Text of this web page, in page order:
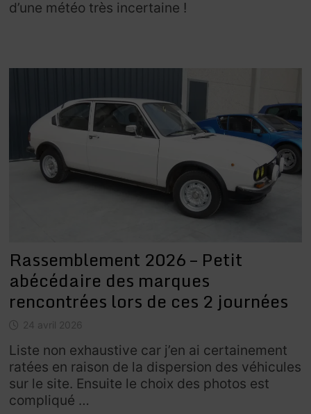
d’une météo très incertaine !
Rassemblement 2026 – Petit
abécédaire des marques
rencontrées lors de ces 2 journées
24 avril 2026
Liste non exhaustive car j’en ai certainement
ratées en raison de la dispersion des véhicules
sur le site. Ensuite le choix des photos est
compliqué …